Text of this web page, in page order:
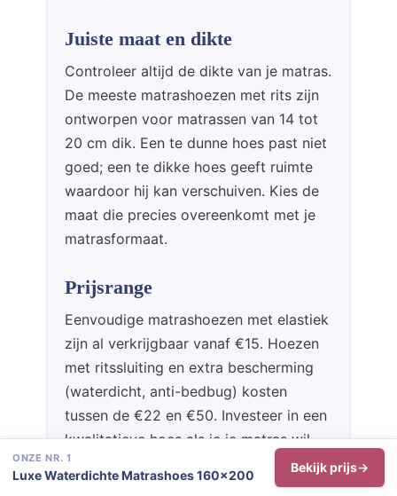
Juiste maat en dikte
Controleer altijd de dikte van je matras.
De meeste matrashoezen met rits zijn
ontworpen voor matrassen van 14 tot
20 cm dik. Een te dunne hoes past niet
goed; een te dikke hoes geeft ruimte
waardoor hij kan verschuiven. Kies de
maat die precies overeenkomt met je
matrasformaat.
Prijsrange
Eenvoudige matrashoezen met elastiek
zijn al verkrijgbaar vanaf €15. Hoezen
met ritssluiting en extra bescherming
(waterdicht, anti-bedbug) kosten
tussen de €22 en €50. Investeer in een
kwalitatieve hoes als je je matras wil
beschermen op de lange termijn — een
ONZE NR. 1
Luxe Waterdichte Matrashoes 160×200 Bekijk prijs